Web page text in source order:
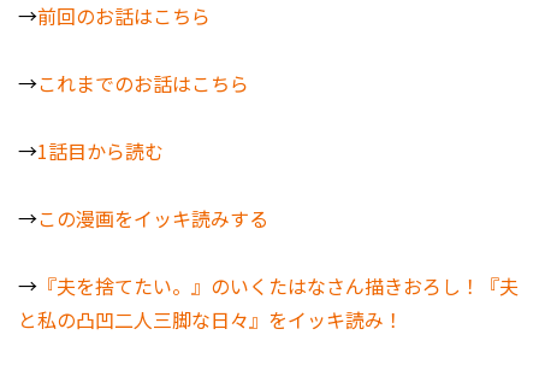
→前回のお話はこちら
→これまでのお話はこちら
→1話目から読む
→この漫画をイッキ読みする
→ 『夫を捨てたい。』のいくたはなさん描きおろし！『夫
と私の凸凹二人三脚な日々』をイッキ読み！